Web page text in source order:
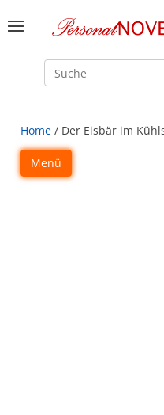
Suche
Home / Der Eisbär im
Menü